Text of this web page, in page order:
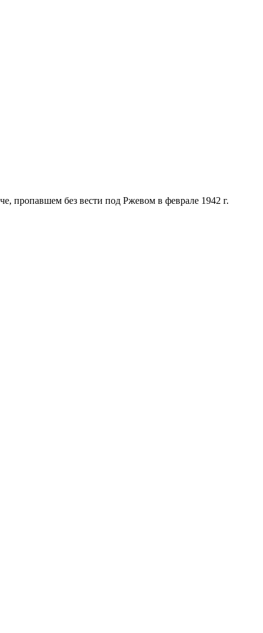
пропавшем без вести под Ржевом в феврале 1942 г.